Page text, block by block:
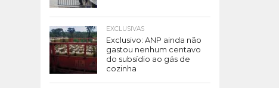
EXCLUSIVAS
Exclusivo: ANP ainda não
gastou nenhum centavo
do subsídio ao gás de
cozinha